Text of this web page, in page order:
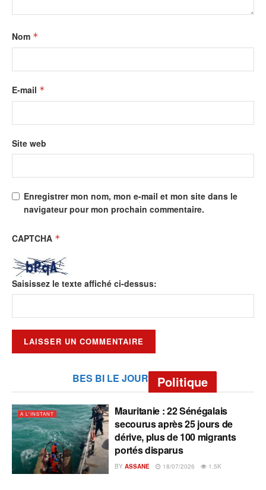
Nom *
E-mail *
Site web
Enregistrer mon nom, mon e-mail et mon site dans le
navigateur pour mon prochain commentaire.
CAPTCHA *
Saisissez le texte affiché ci-dessus:
BES BI LE JOUR Politique
A L'INSTANT
Mauritanie : 22 Sénégalais
secourus après 25 jours de
dérive, plus de 100 migrants
portés disparus
BY ASSANE 18/07/2026 1.5K